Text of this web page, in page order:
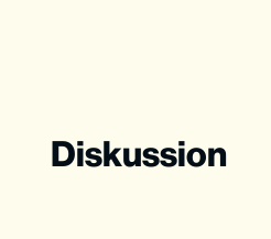
Diskussion